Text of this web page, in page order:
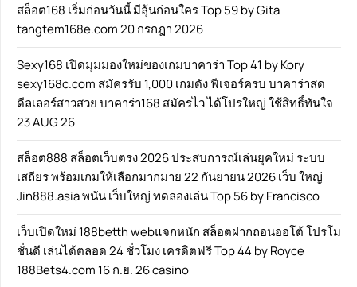
สล็อต168 เริ่มก่อนวันนี้ มีลุ้นก่อนใคร Top 59 by Gita
tangtem168e.com 20 กรกฎา 2026
Sexy168 เปิดมุมมองใหม่ของเกมบาคาร่า Top 41 by Kory
sexy168c.com สมัครรับ 1,000 เกมดัง ฟีเจอร์ครบ บาคาร่าสด
ดีลเลอร์สาวสวย บาคาร่า168 สมัครไว ได้โปรใหญ่ ใช้สิทธิ์ทันใจ
23 AUG 26
สล็อต888 สล็อตเว็บตรง 2026 ประสบการณ์เล่นยุคใหม่ ระบบ
เสถียร พร้อมเกมให้เลือกมากมาย 22 กันยายน 2026 เว็บ ใหญ่
Jin888.asia พนัน เว็บใหญ่ ทดลองเล่น Top 56 by Francisco
เว็บเปิดใหม่ 188betth webแจกหนัก สล็อตฝากถอนออโต้ โปรโม
ชั่นดี เล่นได้ตลอด 24 ชั่วโมง เครดิตฟรี Top 44 by Royce
188Bets4.com 16 ก.ย. 26 casino